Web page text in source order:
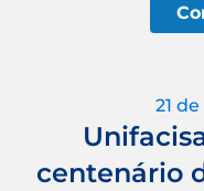
21
centenário